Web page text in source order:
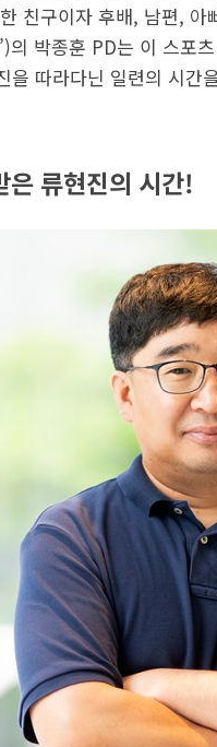
친구이자 후배, 남편,
의 박종훈 PD는 이 스포
을 따라다닌 일련의 시간
은 류현진의 시간!